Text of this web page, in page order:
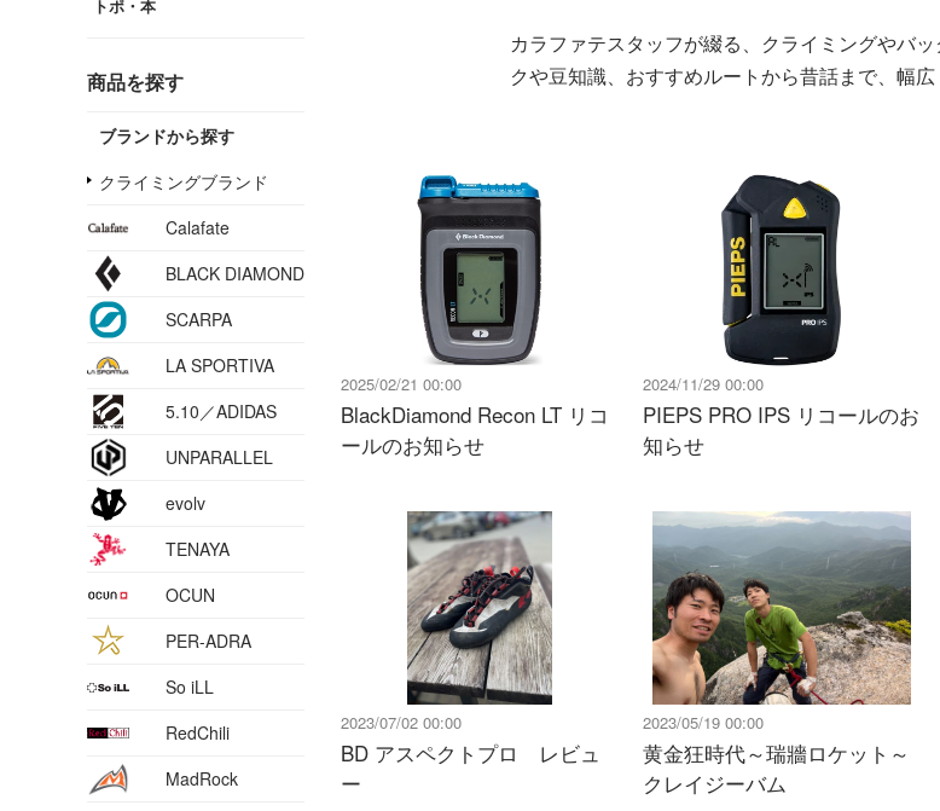
トポ・本
商品を探す
ブランドから探す
クライミングブランド
Calafate
BLACK DIAMOND
SCARPA
LA SPORTIVA
5.10／ADIDAS
UNPARALLEL
evolv
TENAYA
OCUN
PER-ADRA
So iLL
RedChili
MadRock
カラファテスタッフが綴る、クライミングやバ
クや豆知識、おすすめルートから昔話まで、幅
2025/02/21 00:00
BlackDiamond Recon LT リコ
ールのお知らせ
2024/11/29 00:00
PIEPS PRO IPS リコールのお
知らせ
2023/07/02 00:00
BD アスペクトプロ レビュ
ー
2023/05/19 00:00
黄金狂時代～瑞牆ロケット～
クレイジーバム